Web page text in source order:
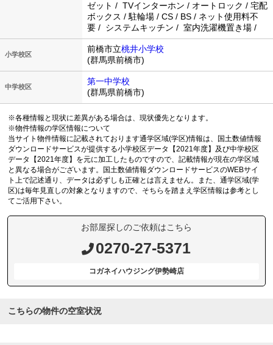
ゼット / TVインターホン / オートロック / 宅配
ボックス / 駐輪場 / CS / BS / ネット使用料不
要 / システムキッチン / 室内洗濯機置き場 /
小学校区
前橋市立桃井小学校
(群馬県前橋市)
中学校区
第一中学校
(群馬県前橋市)
※各種情報と現状に差異がある場合は、現状優先となります。
※物件情報の学区情報について
当サイト物件情報に記載されております通学区域(学区)情報は、国土数値情報
ダウンロードサービスが提供する小学校区データ【2021年度】及び中学校区
データ【2021年度】を元に加工したものですので、記載情報が現在の学区域
と異なる場合がございます。国土数値情報ダウンロードサービスのWEBサイ
ト上で記述通り、データは必ずしも正確とは言えません。また、通学区域(学
区)は毎年見直しの対象となりますので、そちらを踏まえ学区情報は参考とし
てご活用下さい。
お部屋探しのご依頼はこちら
0270-27-5371
コガネイハウジング伊勢崎店
こちらの物件の空室状況